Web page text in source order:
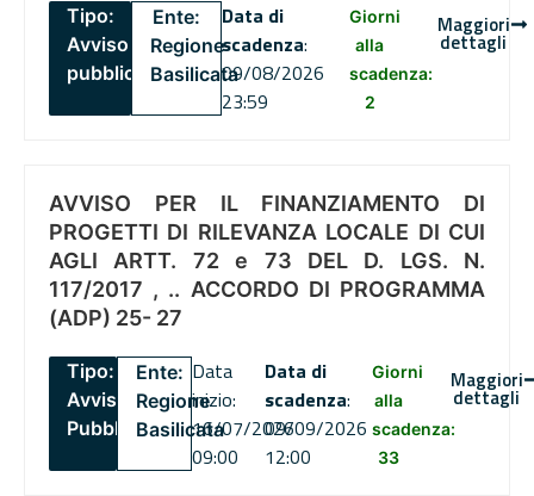
Tipo:
Avviso
pubblico
Ente:
Regione
Basilicata
Data di
scadenza:
09/08/2026
23:59
Giorni
alla
scadenza:
2
Maggiori
dettagli
AVVISO PER IL FINANZIAMENTO DI
PROGETTI DI RILEVANZA LOCALE DI CUI
AGLI ARTT. 72 e 73 DEL D. LGS. N.
117/2017 , .. ACCORDO DI PROGRAMMA
(ADP) 25- 27
Tipo:
Avviso
Pubblico
Ente:
Regione
Basilicata
Data
inizio:
16/07/2026
09:00
Data di
scadenza:
09/09/2026
12:00
Giorni
alla
scadenza:
33
Maggiori
dettagli